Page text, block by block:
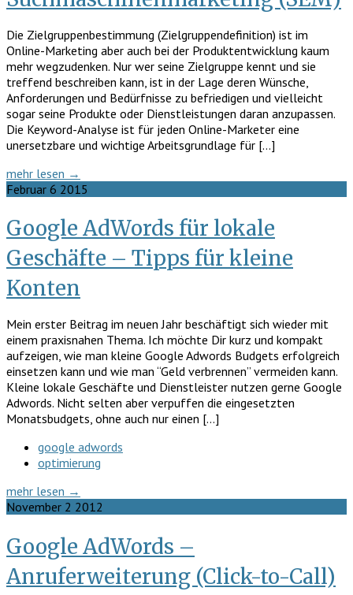
Die Zielgruppenbestimmung (Zielgruppendefinition) ist im
Online-Marketing aber auch bei der Produktentwicklung kaum
mehr wegzudenken. Nur wer seine Zielgruppe kennt und sie
treffend beschreiben kann, ist in der Lage deren Wünsche,
Anforderungen und Bedürfnisse zu befriedigen und vielleicht
sogar seine Produkte oder Dienstleistungen daran anzupassen.
Die Keyword-Analyse ist für jeden Online-Marketer eine
unersetzbare und wichtige Arbeitsgrundlage für […]
mehr lesen →
Februar 6 2015
Google AdWords für lokale
Geschäfte – Tipps für kleine
Konten
Mein erster Beitrag im neuen Jahr beschäftigt sich wieder mit
einem praxisnahen Thema. Ich möchte Dir kurz und kompakt
aufzeigen, wie man kleine Google Adwords Budgets erfolgreich
einsetzen kann und wie man “Geld verbrennen” vermeiden kann.
Kleine lokale Geschäfte und Dienstleister nutzen gerne Google
Adwords. Nicht selten aber verpuffen die eingesetzten
Monatsbudgets, ohne auch nur einen […]
google adwords
optimierung
mehr lesen →
November 2 2012
Google AdWords –
Anruferweiterung (Click-to-Call)